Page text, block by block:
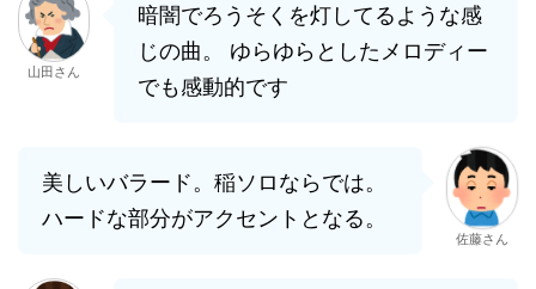
山田さん
暗闇でろうそくを灯してるような感
じの曲。 ゆらゆらとしたメロディー
でも感動的です
美しいバラード。稲ソロならでは。
ハードな部分がアクセントとなる。
佐藤さん